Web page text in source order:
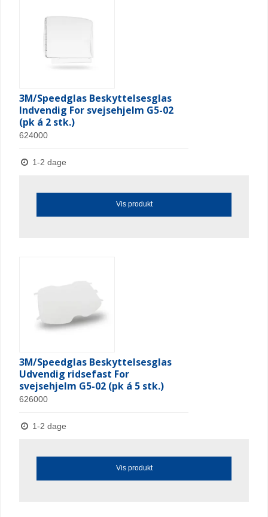
3M/Speedglas Beskyttelsesglas
Indvendig For svejsehjelm G5-02
(pk á 2 stk.)
624000
1-2 dage
Vis produkt
3M/Speedglas Beskyttelsesglas
Udvendig ridsefast For
svejsehjelm G5-02 (pk á 5 stk.)
626000
1-2 dage
Vis produkt